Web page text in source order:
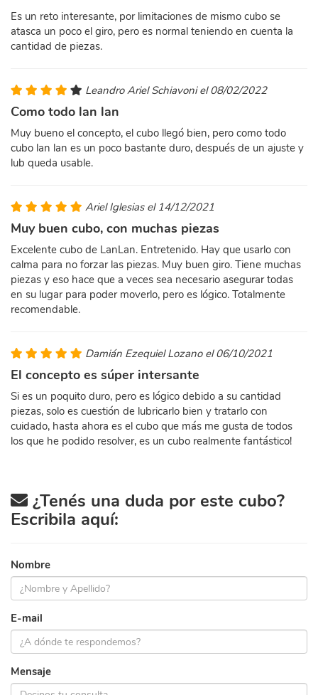
Es un reto interesante, por limitaciones de mismo cubo se
atasca un poco el giro, pero es normal teniendo en cuenta la
cantidad de piezas.
Leandro Ariel Schiavoni el 08/02/2022
Como todo lan lan
Muy bueno el concepto, el cubo llegó bien, pero como todo
cubo lan lan es un poco bastante duro, después de un ajuste y
lub queda usable.
Ariel Iglesias el 14/12/2021
Muy buen cubo, con muchas piezas
Excelente cubo de LanLan. Entretenido. Hay que usarlo con
calma para no forzar las piezas. Muy buen giro. Tiene muchas
piezas y eso hace que a veces sea necesario asegurar todas
en su lugar para poder moverlo, pero es lógico. Totalmente
recomendable.
Damián Ezequiel Lozano el 06/10/2021
El concepto es súper intersante
Si es un poquito duro, pero es lógico debido a su cantidad
piezas, solo es cuestión de lubricarlo bien y tratarlo con
cuidado, hasta ahora es el cubo que más me gusta de todos
los que he podido resolver, es un cubo realmente fantástico!
¿Tenés una duda por este cubo?
Escribila aquí:
Nombre
E-mail
Mensaje